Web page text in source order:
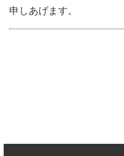
申しあげます。